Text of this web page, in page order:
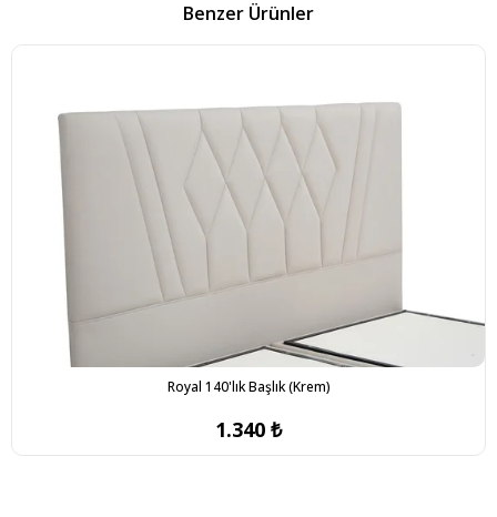
Benzer Ürünler
Royal 140'lık Başlık (Krem)
1.340 ₺